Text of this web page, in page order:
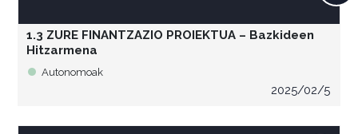
1.3 ZURE FINANTZAZIO PROIEKTUA – Bazkideen
Hitzarmena
Autonomoak
2025/02/5